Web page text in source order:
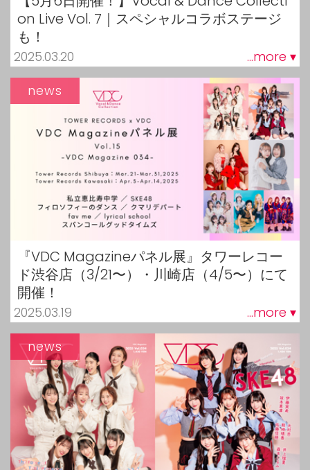
on Live Vol. 7｜スペシャルコラボステージ
も！
2025.03.20 ...more ▾
『VDC Magazineパネル展』タワーレコー
ド渋谷店（3/21〜）・川崎店（4/5〜）にて
開催！
2025.03.19 ...more ▾
news
news